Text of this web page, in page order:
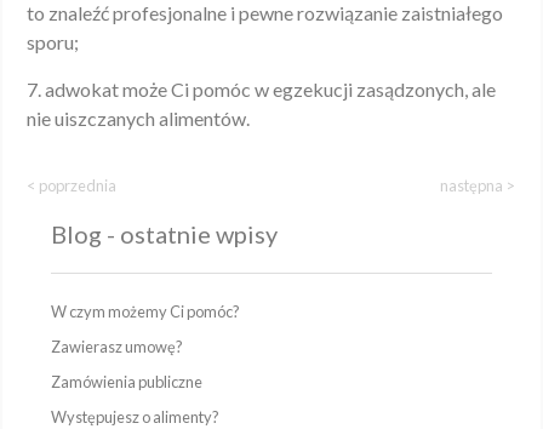
to znaleźć profesjonalne i pewne rozwiązanie zaistniałego
sporu;
7. adwokat może Ci pomóc w egzekucji zasądzonych, ale
nie uiszczanych alimentów.
< poprzednia następna >
Blog - ostatnie wpisy
W czym możemy Ci pomóc?
Zawierasz umowę?
Zamówienia publiczne
Występujesz o alimenty?